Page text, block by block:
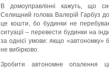
В домоуправлінні кажуть, що
Селищний голова Валерій Гарбуз
це кошти, бо будинки не
ситуації – перевести будинки на
за однієї умови: якщо «автономку»
не вибірково.
Зробити автономне опалення